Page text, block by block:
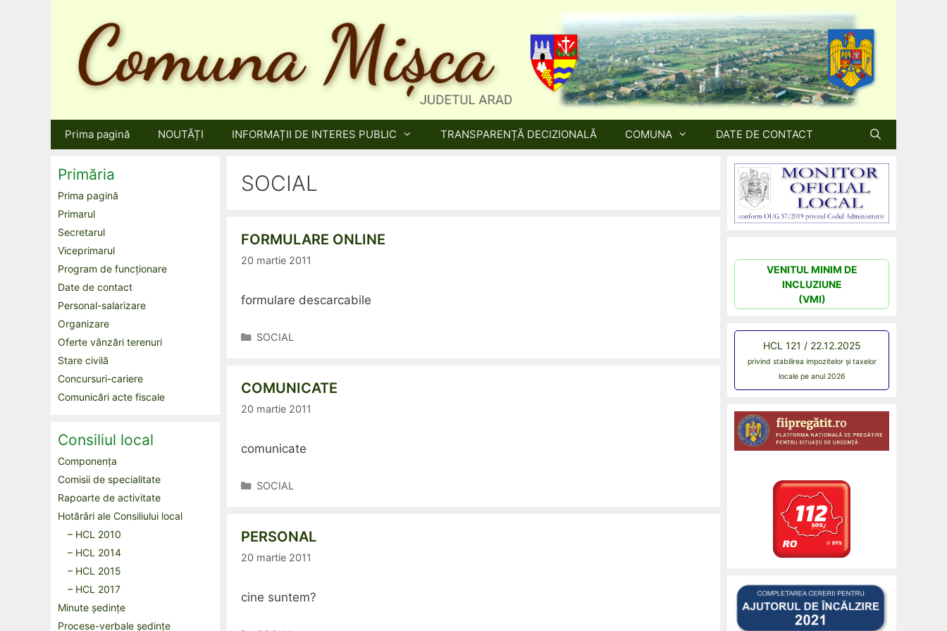
Prima pagină NOUTĂȚI INFORMAȚII DE INTERES PUBLIC TRANSPARENȚĂ DECIZIONALĂ COMUNA DATE DE CONTACT
SOCIAL
FORMULARE ONLINE
20 martie 2011
formulare descarcabile
Categorii
SOCIAL
COMUNICATE
20 martie 2011
comunicate
Categorii
SOCIAL
PERSONAL
20 martie 2011
cine suntem?
Primăria
Prima pagină
Primarul
Secretarul
Viceprimarul
Program de funcționare
Date de contact
Personal-salarizare
Organizare
Oferte vânzări terenuri
Stare civilă
Concursuri-cariere
Comunicări acte fiscale
Consiliul local
Componența
Comisii de specialitate
Rapoarte de activitate
Hotărâri ale Consiliului local
– HCL 2010
– HCL 2014
– HCL 2015
– HCL 2017
Minute ședințe
Procese-verbale ședințe
VENITUL MINIM DE
INCLUZIUNE
(VMI)
HCL 121 / 22.12.2025
privind stabilirea impozitelor și taxelor
locale pe anul 2026